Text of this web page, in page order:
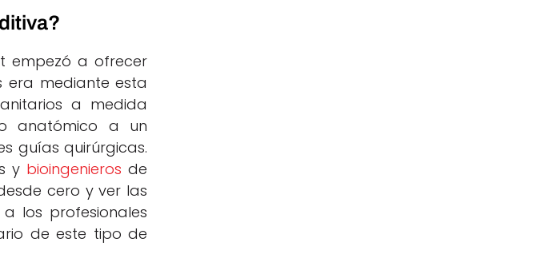
empezó a ofrecer
era mediante esta
a medida
anatómico a un
guías quirúrgicas.
y bioingenieros de
cero y ver las
los profesionales
de este tipo de